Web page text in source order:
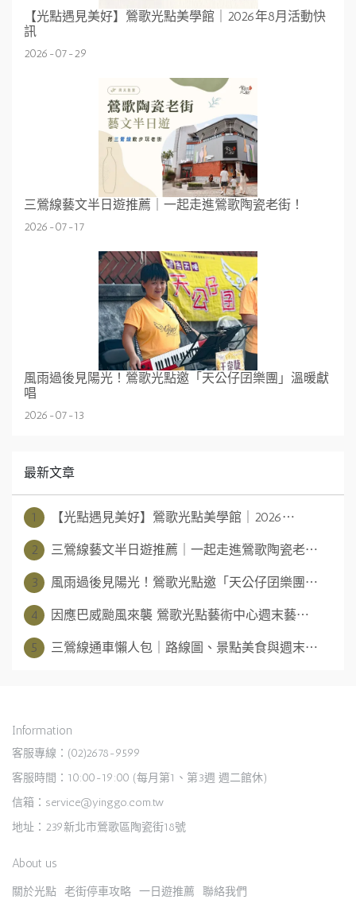
【光點遇見美好】鶯歌光點美學館｜2026年8月活動快
訊
2026-07-29
三鶯線藝文半日遊推薦｜一起走進鶯歌陶瓷老街！
2026-07-17
風雨過後見陽光！鶯歌光點邀「天公仔囝樂團」溫暖獻
唱
2026-07-13
最新文章
1 【光點遇見美好】鶯歌光點美學館｜2026⋯
2 三鶯線藝文半日遊推薦｜一起走進鶯歌陶瓷老⋯
3 風雨過後見陽光！鶯歌光點邀「天公仔囝樂團⋯
4 因應巴威颱風來襲 鶯歌光點藝術中心週末藝⋯
5 三鶯線通車懶人包｜路線圖、景點美食與週末⋯
Information
客服專線：(02)2678-9599
客服時間：10:00-19:00 (每月第1、第3週 週二館休)
信箱：service@yinggo.com.tw
地址：239新北市鶯歌區陶瓷街18號
About us
關於光點 老街停車攻略 一日遊推薦 聯絡我們